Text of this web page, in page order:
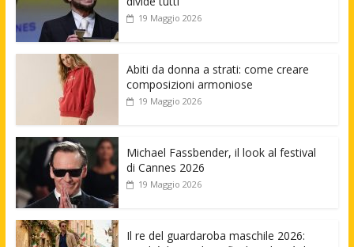
19 Maggio 2026
Abiti da donna a strati: come creare
composizioni armoniose
19 Maggio 2026
Michael Fassbender, il look al festival
di Cannes 2026
19 Maggio 2026
Il re del guardaroba maschile 2026: